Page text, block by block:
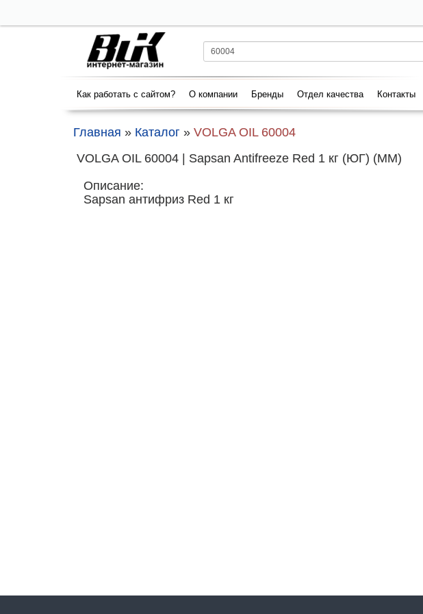
Как работать с сайтом? О компании Бренды Отдел качества Контакты
Главная » Каталог » VOLGA OIL 60004
VOLGA OIL 60004 | Sapsan Antifreeze Red 1 кг (ЮГ) (ММ)
Описание:
Sapsan антифриз Red 1 кг